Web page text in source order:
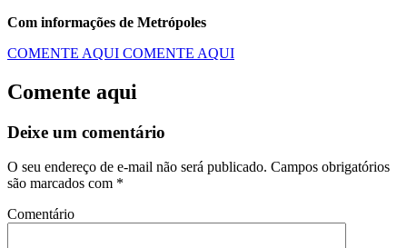
Com informações de Metrópoles
COMENTE AQUI COMENTE AQUI
Comente aqui
Deixe um comentário
O seu endereço de e-mail não será publicado. Campos obrigatórios
são marcados com *
Comentário